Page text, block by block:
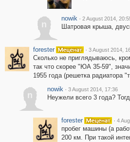
n
nowik · 2 August 2014,
Шатровая крыша,
forester · 3 August 2014,
Сколько не приглядываюсь,
так что скорее "ЮА 35-59",
1955 года (решетка радиатора
n
nowik · 3 August 2014, 17:36
Неужели всего 3 года?
forester · 4
пробег машины (а
200 км. При такой